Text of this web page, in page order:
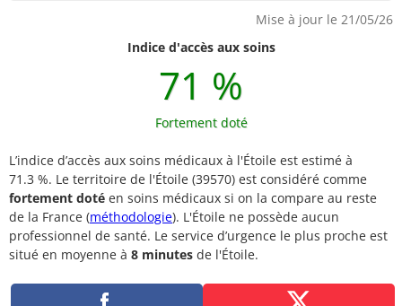
Mise à jour le 21/05/26
Indice d'accès aux soins
71 %
Fortement doté
L’indice d’accès aux soins médicaux à l'Étoile est estimé à
71.3 %. Le territoire de l'Étoile (39570) est considéré comme
fortement doté en soins médicaux si on la compare au reste
de la France (méthodologie). L'Étoile ne possède aucun
professionnel de santé. Le service d’urgence le plus proche est
situé en moyenne à 8 minutes de l'Étoile.